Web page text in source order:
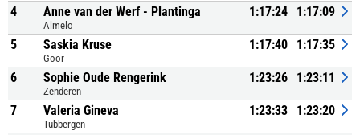
4 Anne van der Werf - Plantinga
Almelo
1:17:24 1:17:09
5 Saskia Kruse
Goor
1:17:40 1:17:35
6 Sophie Oude Rengerink
Zenderen
1:23:26 1:23:11
7 Valeria Gineva
Tubbergen
1:23:33 1:23:20